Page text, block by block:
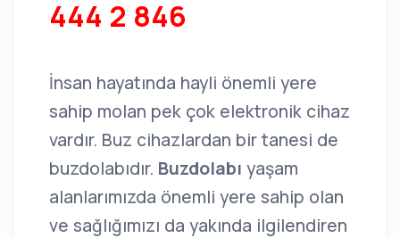
444 2 846
İnsan hayatında hayli önemli yere
sahip molan pek çok elektronik cihaz
vardır. Buz cihazlardan bir tanesi de
buzdolabıdır. Buzdolabı yaşam
alanlarımızda önemli yere sahip olan
ve sağlığımızı da yakında ilgilendiren